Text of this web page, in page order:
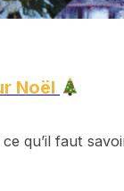
Noël
qu’il faut